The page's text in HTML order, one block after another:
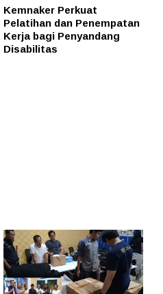
Kemnaker Perkuat
Pelatihan dan Penempatan
Kerja bagi Penyandang
Disabilitas